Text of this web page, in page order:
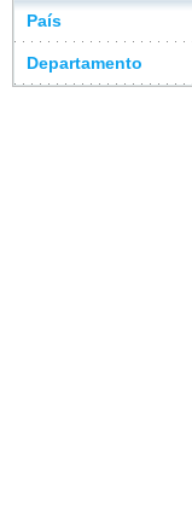
País
Departamento